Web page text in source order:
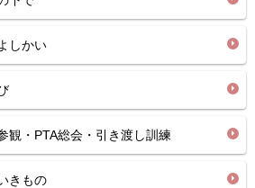
しかい
・PTA総会・引き渡し訓練
きもの